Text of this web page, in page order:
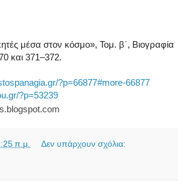
μέσα στον κόσμο», Τομ. β΄, Βιογραφία
και 371–372.
?p=66877#more-66877
?p=53239
π.μ. Δεν υπάρχουν σχόλια: